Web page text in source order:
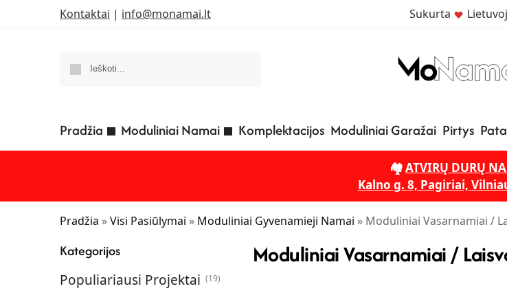
Kontaktai | info@monamai.lt Sukurta
Pradžia Moduliniai Namai Komplektacijos Moduliniai Garažai Pirtys
🏘️ATVIRŲ DURŲ
Kalno g. 8, Pagiriai,
Pradžia »Visi Pasiūlymai » Moduliniai Gyvenamieji Namai » Moduliniai Vasarnamiai /
Moduliniai Vasarnamiai /
Kategorijos
Populiariausi Projektai (19)